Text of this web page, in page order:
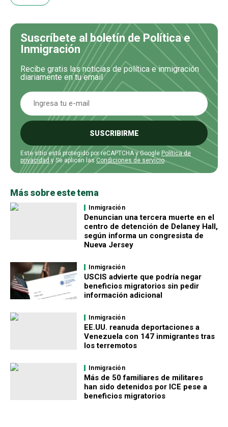
Suscríbete al boletín de Política e
Inmigración
Recibe gratis las noticias de política e inmigración
diariamente en tu email
SUSCRIBIRME
Este sitio está protegido por reCAPTCHA y Google Política de
privacidad y Se aplican lasCondiciones de servicio.
Más sobre este tema
Inmigración
Denuncian una tercera muerte en el
centro de detención de Delaney Hall,
según informa un congresista de
Nueva Jersey
Inmigración
USCIS advierte que podría negar
beneficios migratorios sin pedir
información adicional
Inmigración
EE.UU. reanuda deportaciones a
Venezuela con 147 inmigrantes tras
los terremotos
Inmigración
Más de 50 familiares de militares
han sido detenidos por ICE pese a
beneficios migratorios